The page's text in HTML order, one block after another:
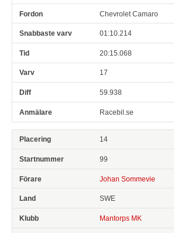
Chevrolet Camaro
01:10.214
20:15.068
17
59.938
Racebil.se
14
99
Johan Sommevie
SWE
Mantorps MK